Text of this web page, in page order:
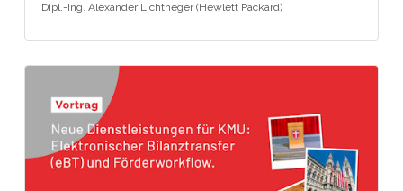
Dipl.-Ing. Alexander Lichtneger (Hewlett Packard)